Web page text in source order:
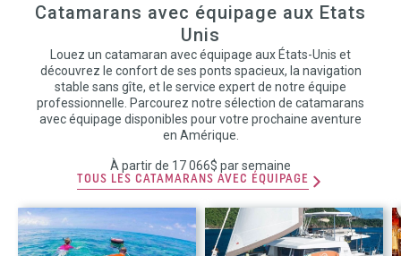
Catamarans avec équipage aux Etats
Unis
Louez un catamaran avec équipage aux États-Unis et
découvrez le confort de ses ponts spacieux, la navigation
stable sans gîte, et le service expert de notre équipe
professionnelle. Parcourez notre sélection de catamarans
avec équipage disponibles pour votre prochaine aventure
en Amérique.
À partir de 17 066$ par semaine
TOUS LES CATAMARANS AVEC ÉQUIPAGE